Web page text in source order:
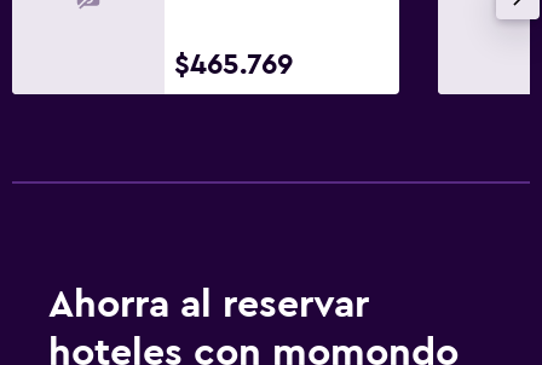
Tetera
Estacionamiento privado
$465.769
Ahorra al reservar
hoteles con momondo